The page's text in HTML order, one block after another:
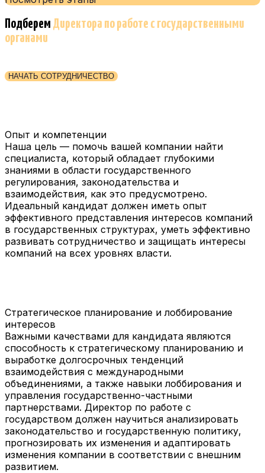
Подберем Директора по работе с государственными
органами
НАЧАТЬ СОТРУДНИЧЕСТВО
Опыт и компетенции
Наша цель — помочь вашей компании найти
специалиста, который обладает глубокими
знаниями в области государственного
регулирования, законодательства и
взаимодействия, как это предусмотрено.
Идеальный кандидат должен иметь опыт
эффективного представления интересов компаний
в государственных структурах, уметь эффективно
развивать сотрудничество и защищать интересы
компаний на всех уровнях власти.
Стратегическое планирование и лоббирование
интересов
Важными качествами для кандидата являются
способность к стратегическому планированию и
выработке долгосрочных тенденций
взаимодействия с международными
объединениями, а также навыки лоббирования и
управления государственно-частными
партнерствами. Директор по работе с
государством должен научиться анализировать
законодательство и государственную политику,
прогнозировать их изменения и адаптировать
изменения компании в соответствии с внешним
развитием.